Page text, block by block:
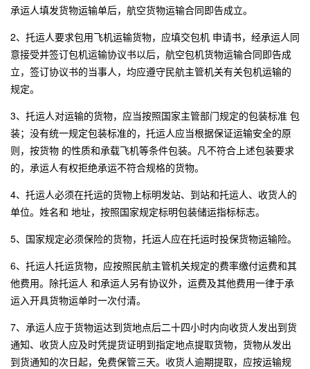
承运人填发货物运输单后，航空货物运输合同即告成立。
2、托运人要求包用飞机运输货物，应填交包机 申请书，经承运人同
意接受并签订包机运输协议书以后，航空包机货物运输合同即告成
立，签订协议书的当事人，均应遵守民航主管机关有关包机运输的
规定。
3、托运人对运输的货物，应当按照国家主管部门规定的包装标准 包
装；没有统一规定包装标准的，托运人应当根据保证运输安全的原
则，按货物 的性质和承载飞机等条件包装。凡不符合上述包装要求
的，承运人有权拒绝承运不符合规格的货物。
4、托运人必须在托运的货物上标明发站、到站和托运人、收货人的
单位。姓名和 地址，按照国家规定标明包装储运指标标志。
5、国家规定必须保险的货物，托运人应在托运时投保货物运输险。
6、托运人托运货物，应按照民航主管机关规定的费率缴付运费和其
他费用。除托运人 和承运人另有协议外，运费及其他费用一律于承
运入开具货物运单时一次付清。
7、承运人应于货物运达到货地点后二十四小时内向收货人发出到货
通知、收货人应及时凭提货证明到指定地点提取货物，货物从发出
到货通知的次日起，免费保管三天。收货人逾期提取，应按运输规